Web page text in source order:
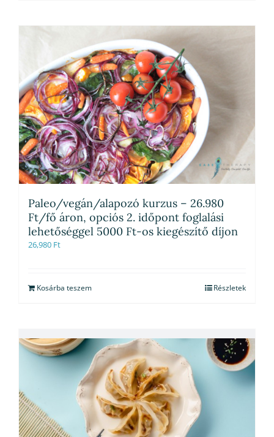
Paleo/vegán/alapozó kurzus – 26.980
Ft/fő áron, opciós 2. időpont foglalási
lehetőséggel 5000 Ft-os kiegészítő díjon
26,980 Ft
Kosárba teszem Részletek